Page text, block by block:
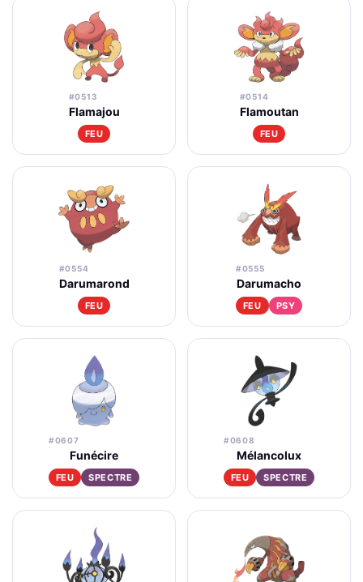
#0513
Flamajou
FEU
#0514
Flamoutan
FEU
#0554
Darumarond
FEU
#0555
Darumacho
FEU PSY
#0607
Funécire
FEU SPECTRE
#0608
Mélancolux
FEU SPECTRE